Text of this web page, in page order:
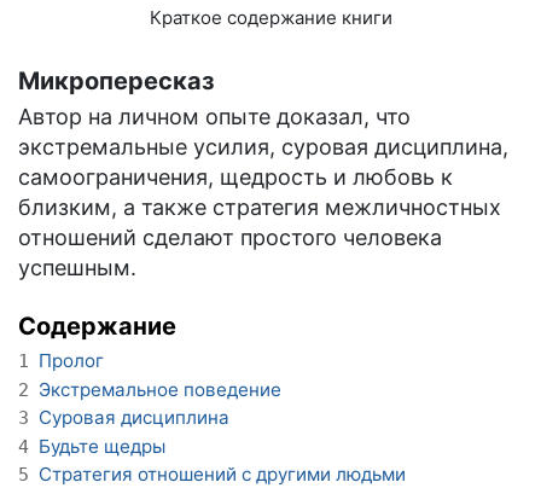
Краткое содержание книги
Микропересказ
Автор на личном опыте доказал, что
экстремальные усилия, суровая дисциплина,
самоограничения, щедрость и любовь к
близким, а также стратегия межличностных
отношений сделают простого человека
успешным.
Содержание
1 Пролог
2 Экстремальное поведение
3 Суровая дисциплина
4 Будьте щедры
5 Стратегия отношений с другими людьми